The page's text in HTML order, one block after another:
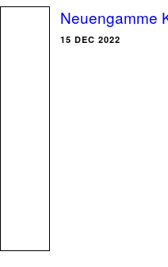
Neuengamme
15 DEC 2022